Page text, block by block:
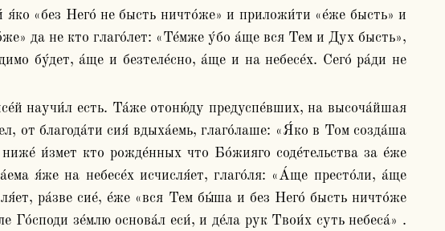
да не кто глаго́лет: «Те́мже у́бо а́ще вся Тем и Дух бысть»,
бу́дет, а́ще и безтеле́сно, а́ще и на небесе́х. Сего́ ра́ди не
от благода́ти сия́ вдыха́емь, глаго́лаше: «Я́ко в Том созда́ша
и́змет кто рожде́нных что Бо́жияго соде́тельства за е́же
я́же на небесе́х исчисля́ет, глаго́ля: «А́ще престо́ли, а́ще
ра́зве сие́, е́же «вся Тем бы́ша и без Него́ бысть ничто́же
зе́млю основа́л еси́, и де́ла рук Твои́х суть небеса́» .